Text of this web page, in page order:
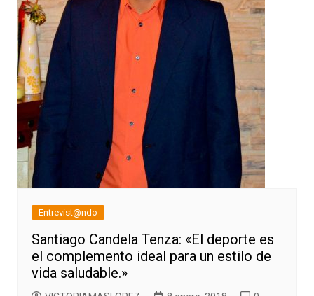
Entrevist@ndo
Santiago Candela Tenza: «El deporte es
el complemento ideal para un estilo de
vida saludable.»